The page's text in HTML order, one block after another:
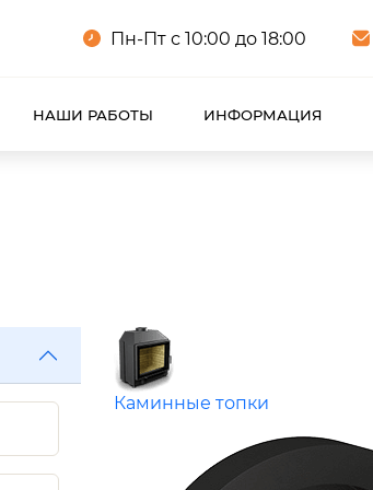
Пн-Пт с 10:00 до 18:00
НАШИ РАБОТЫ ИНФОРМАЦИЯ
Каминные топки